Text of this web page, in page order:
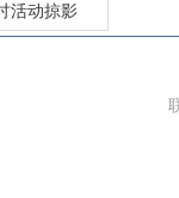
活动掠影